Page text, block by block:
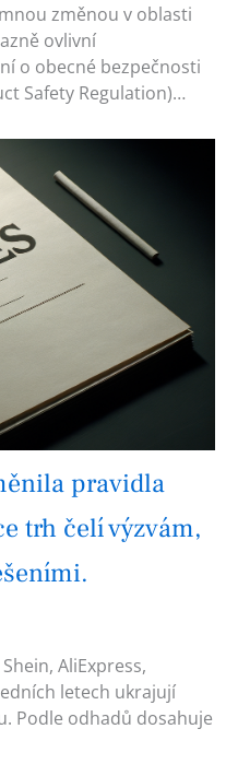
změnou v oblasti
ovlivní
o obecné bezpečnosti
Safety Regulation)…
pravidla
trh čelí výzvám,
AliExpress,
letech ukrajují
Podle odhadů dosahuje